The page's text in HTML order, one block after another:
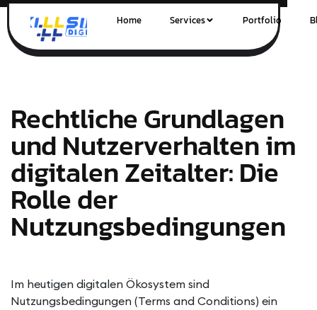
Home Services Portfolio
Rechtliche Grundlagen
und Nutzerverhalten im
digitalen Zeitalter: Die
Rolle der
Nutzungsbedingungen
Im heutigen digitalen Ökosystem sind
Nutzungsbedingungen (Terms and Conditions) ein